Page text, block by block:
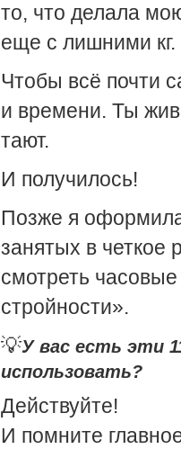
то, что делала
еще с лишними кг.
Чтобы всё почти
и времени. Ты
тают.
И получилось!
Позже я
занятых в четкое
смотреть
стройности».
💡У вас есть эти
использовать?
Действуйте!
И помните